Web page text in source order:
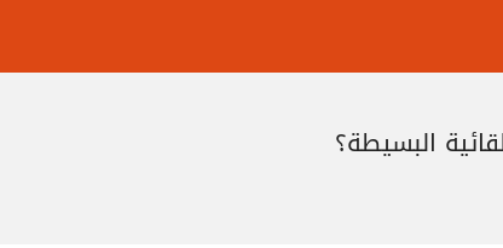
البسيطة؟